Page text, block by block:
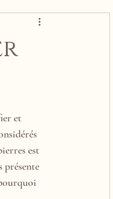
et
est
présente